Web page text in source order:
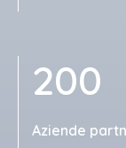
200
Aziende